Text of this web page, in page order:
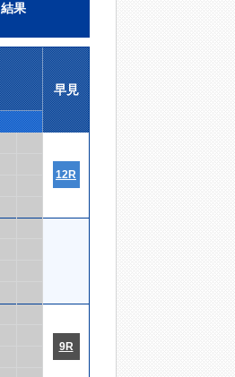
結果
早見
12R
9R